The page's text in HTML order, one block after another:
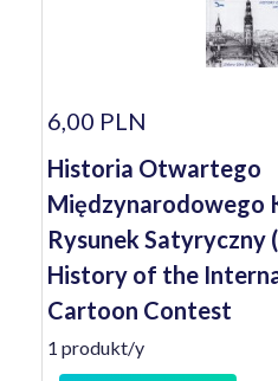
6,00 PLN
Historia Otwartego
Międzynarodowego
Rysunek Satyryczny
History of the
Cartoon Contest
1 produkt/y